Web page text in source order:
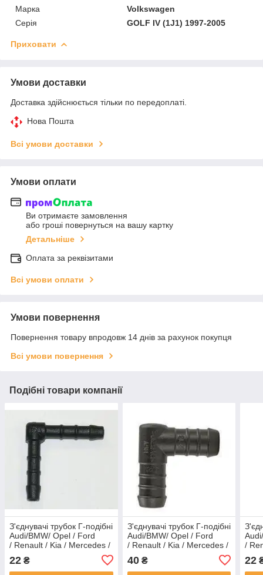
Марка
Volkswagen
Серія
GOLF IV (1J1) 1997-2005
Приховати
Умови доставки
Доставка здійснюється тільки по передоплаті.
Нова Пошта
Всі умови доставки
Умови оплати
Ви отримаєте замовлення
або гроші повернуться на вашу картку
Детальніше
Оплата за реквізитами
Всі умови оплати
Умови повернення
Повернення товару впродовж 14 днів за рахунок покупця
Всі умови повернення
Подібні товари компанії
З'єднувачі трубок Г-подібні
Audi/BMW/ Opel / Ford
/ Renault / Kia / Mercedes /
Hyundai / VW (відв.4,0 мм)
22 ₴
З'єднувачі трубок Г-подібні
Audi/BMW/ Opel / Ford
/ Renault / Kia / Mercedes /
Hyundai / VW (від.16,0 мм)
40₴
/
22